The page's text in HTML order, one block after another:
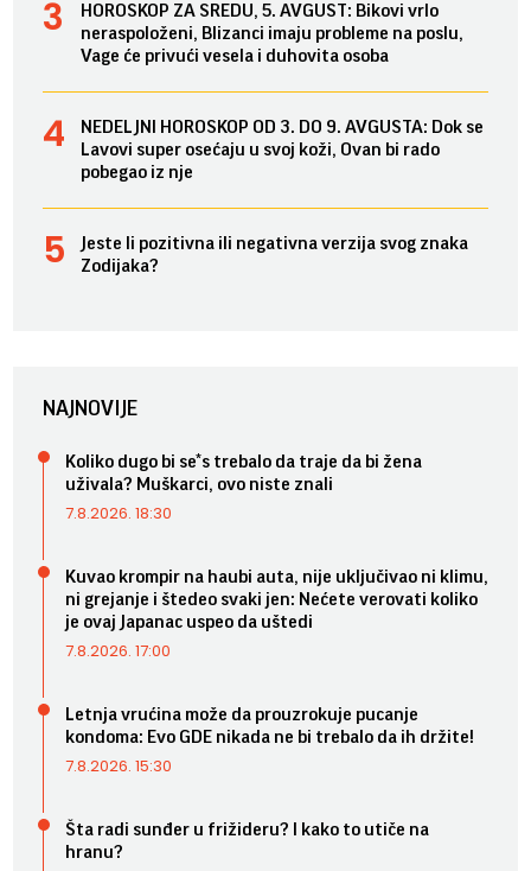
HOROSKOP ZA SREDU, 5. AVGUST: Bikovi vrlo
neraspoloženi, Blizanci imaju probleme na poslu,
Vage će privući vesela i duhovita osoba
NEDELJNI HOROSKOP OD 3. DO 9. AVGUSTA: Dok se
Lavovi super osećaju u svoj koži, Ovan bi rado
pobegao iz nje
Jeste li pozitivna ili negativna verzija svog znaka
Zodijaka?
NAJNOVIJE
Koliko dugo bi se*s trebalo da traje da bi žena
uživala? Muškarci, ovo niste znali
7.8.2026. 18:30
Kuvao krompir na haubi auta, nije uključivao ni klimu,
ni grejanje i štedeo svaki jen: Nećete verovati koliko
je ovaj Japanac uspeo da uštedi
7.8.2026. 17:00
Letnja vrućina može da prouzrokuje pucanje
kondoma: Evo GDE nikada ne bi trebalo da ih držite!
7.8.2026. 15:30
Šta radi sunđer u frižideru? I kako to utiče na
hranu?